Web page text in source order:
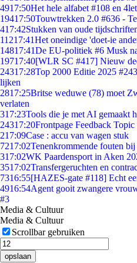
4917:50Het hele alfabet #108 en
19417:50Touwtrekken 2.0 #636 -
417:42Stukken van oude
11217:41Het oneindige 'doet-ie
14817:41De EU-politiek #6 Musk
19717:40[WLR SC #417] Nieuw
24317:28Top 2000 Editie 2025
lijken
2817:25Britse weduwe (78) moet
verlaten
317:23Tools die je met AI gemaakt
24317:20Frontpage Feedback Topic
217:09Case : accu van wagen stuk
7217:02Tenenkrommende fouten
317:02WK Paardensport in Aken
3517:02Transfergeruchten en
7316:55[HAZES-gate #118] Echt
4916:54Agent gooit zwangere
#3
Media & Cultuur
Media & Cultuur
Scrollbar gebruiken
opslaan